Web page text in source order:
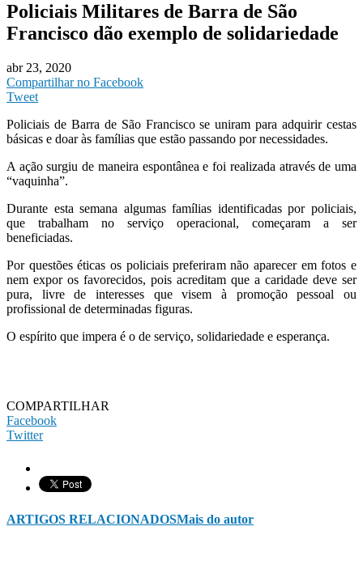
Policiais Militares de Barra de São
Francisco dão exemplo de solidariedade
abr 23, 2020
Compartilhar no Facebook
Tweet
Policiais de Barra de São Francisco se uniram para adquirir cestas
básicas e doar às famílias que estão passando por necessidades.
A ação surgiu de maneira espontânea e foi realizada através de uma
“vaquinha”.
Durante esta semana algumas famílias identificadas por policiais,
que trabalham no serviço operacional, começaram a ser
beneficiadas.
Por questões éticas os policiais preferiram não aparecer em fotos e
nem expor os favorecidos, pois acreditam que a caridade deve ser
pura, livre de interesses que visem à promoção pessoal ou
profissional de determinadas figuras.
O espírito que impera é o de serviço, solidariedade e esperança.
COMPARTILHAR
Facebook
Twitter
ARTIGOS RELACIONADOSMais do autor